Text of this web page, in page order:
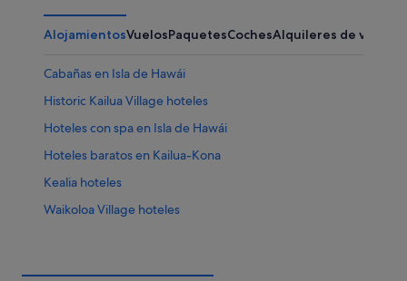
AlojamientosVuelosPaquetesCochesAlquileres de
Cabañas en Isla de Hawái
Historic Kailua Village hoteles
Hoteles con spa en Isla de Hawái
Hoteles baratos en Kailua-Kona
Kealia hoteles
Waikoloa Village hoteles